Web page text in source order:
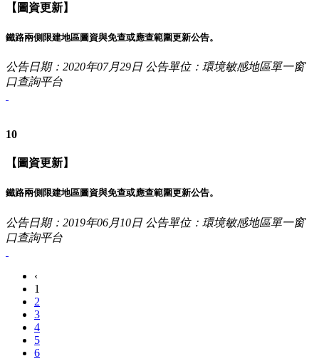
【圖資更新】
鐵路兩側限建地區圖資與免查或應查範圍更新公告。
公告日期：2020年07月29日 公告單位：環境敏感地區單一窗
口查詢平台
10
【圖資更新】
鐵路兩側限建地區圖資與免查或應查範圍更新公告。
公告日期：2019年06月10日 公告單位：環境敏感地區單一窗
口查詢平台
‹
1
2
3
4
5
6